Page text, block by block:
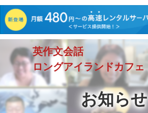
英作文会話
ロングアイランドカフェ
お知らせ